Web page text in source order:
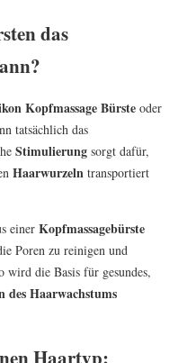
das
Kopfmassage Bürste oder
tatsächlich das
Stimulierung sorgt dafür,
Haarwurzeln transportiert
einer Kopfmassagebürste
Poren zu reinigen und
wird die Basis für gesundes,
des Haarwachstums